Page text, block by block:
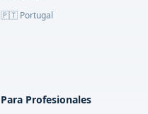
🇵🇹 Portugal
Para Profesionales